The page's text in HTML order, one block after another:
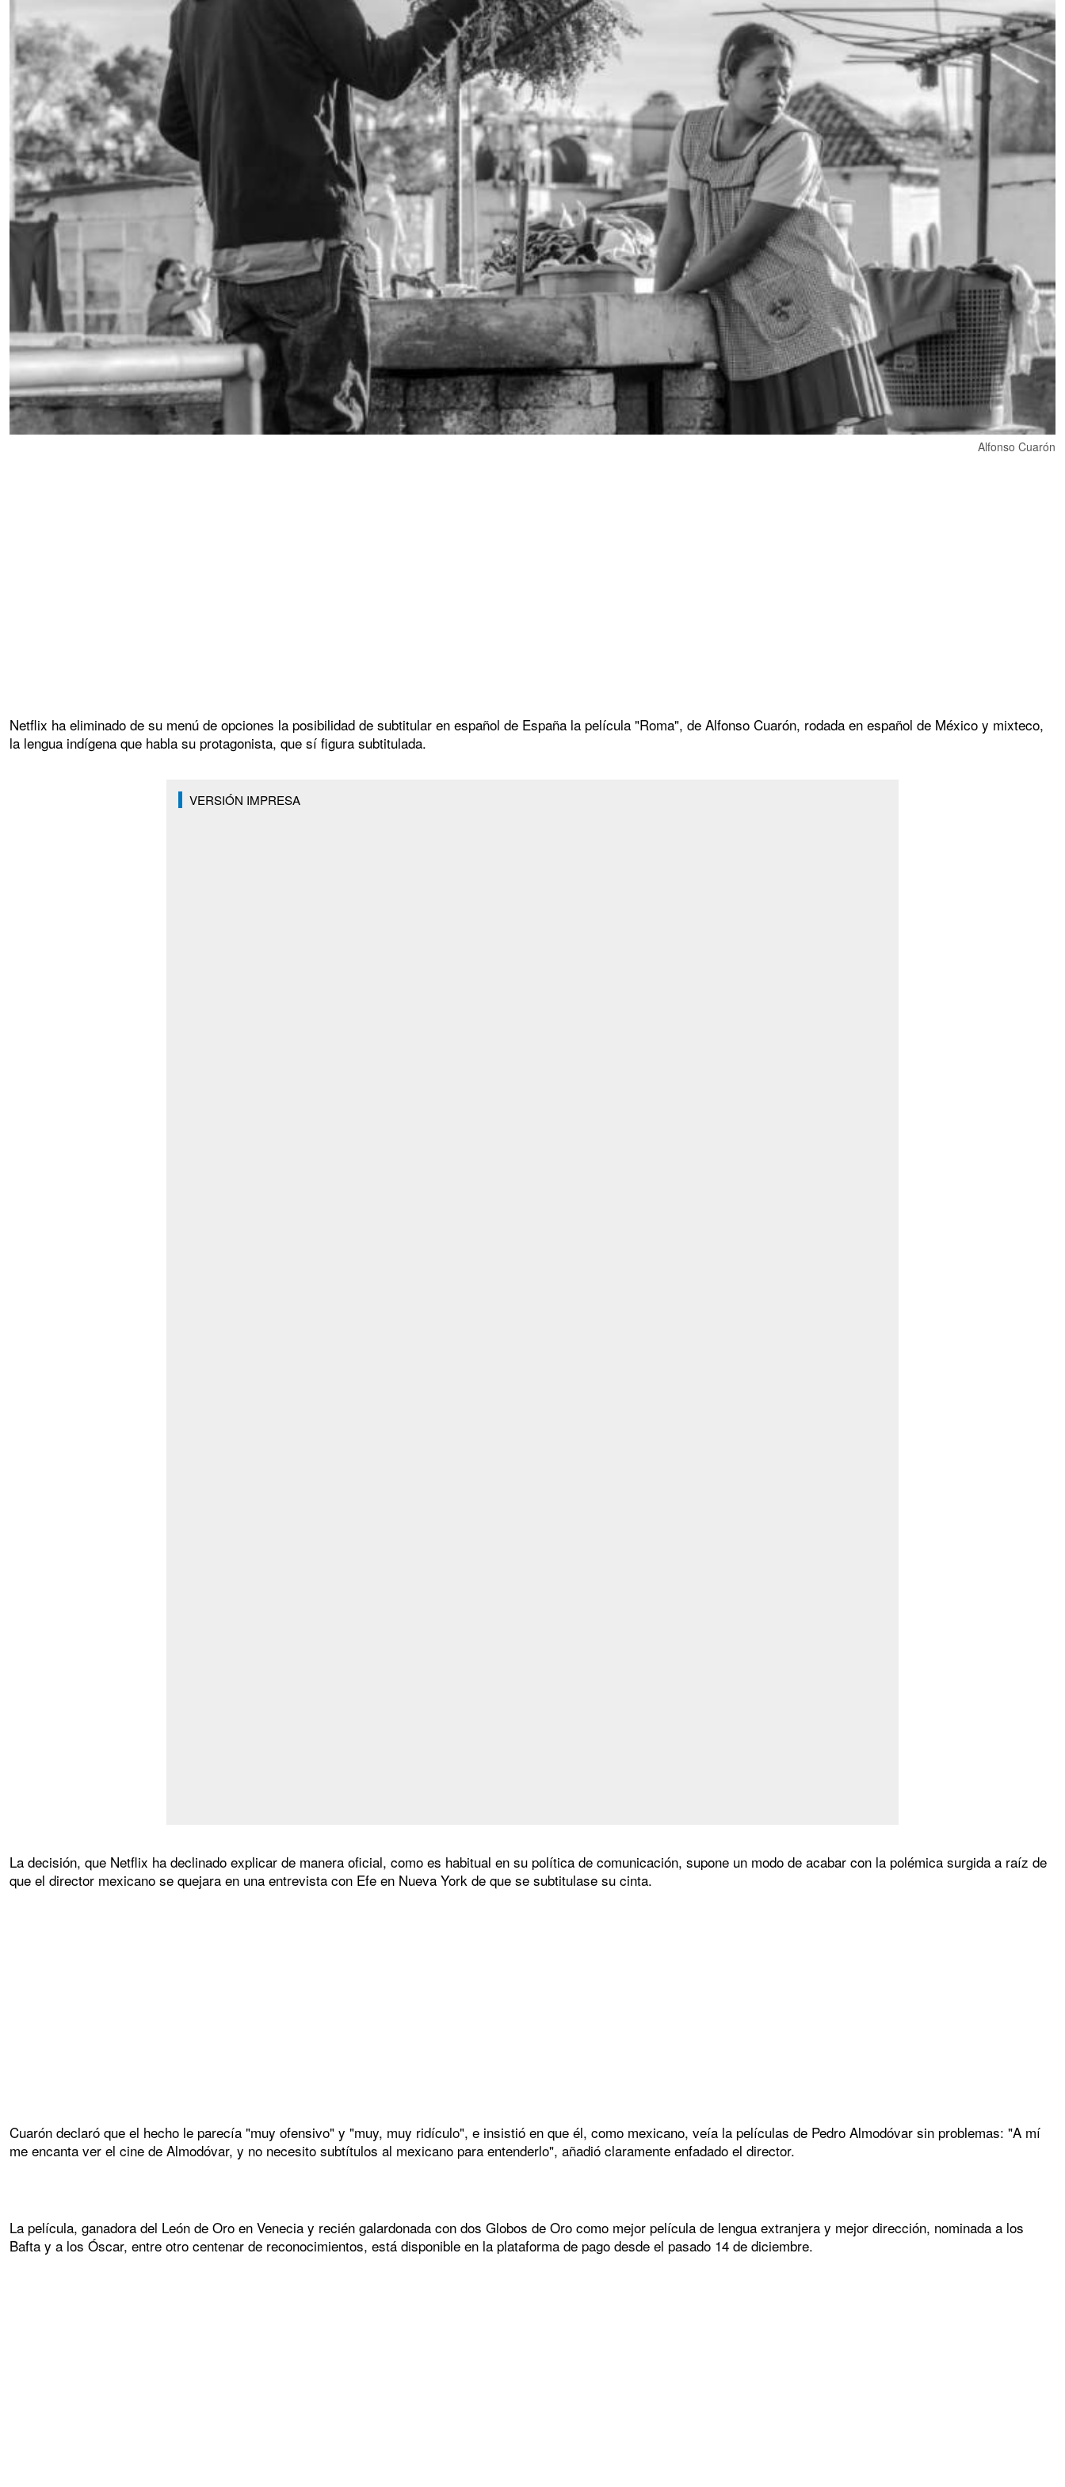
Alfonso Cuarón
Netflix ha eliminado de su menú de opciones la posibilidad de subtitular en español de España la película "Roma", de Alfonso Cuarón, rodada en español de México y mixteco,
la lengua indígena que habla su protagonista, que sí figura subtitulada.
VERSIÓN IMPRESA
La decisión, que Netflix ha declinado explicar de manera oficial, como es habitual en su política de comunicación, supone un modo de acabar con la polémica surgida a raíz de
que el director mexicano se quejara en una entrevista con Efe en Nueva York de que se subtitulase su cinta.
Cuarón declaró que el hecho le parecía "muy ofensivo" y "muy, muy ridículo", e insistió en que él, como mexicano, veía la películas de Pedro Almodóvar sin problemas: "A mí
me encanta ver el cine de Almodóvar, y no necesito subtítulos al mexicano para entenderlo", añadió claramente enfadado el director.
La película, ganadora del León de Oro en Venecia y recién galardonada con dos Globos de Oro como mejor película de lengua extranjera y mejor dirección, nominada a los
Bafta y a los Óscar, entre otro centenar de reconocimientos, está disponible en la plataforma de pago desde el pasado 14 de diciembre.